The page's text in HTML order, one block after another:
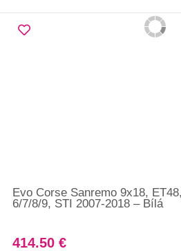
Evo Corse Sanremo 9x18,
6/7/8/9, STI 2007-2018 – Bílá
414.50 €